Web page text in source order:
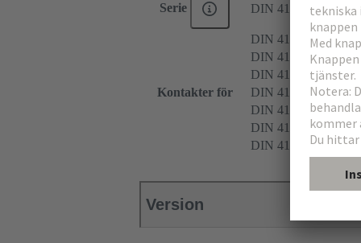
Serie DIN 41612
Kontakter för
DIN 41612 Typ D
DIN 41612 Typ E
DIN 41612 Typ F
DIN 41612 Typ 2F
DIN 41612 Typ F9
DIN 41612 Typ MH
DIN 41612 Typ FM
Version